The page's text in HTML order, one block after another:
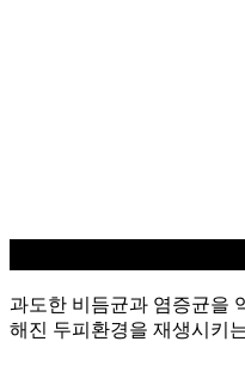
과도한 비듬균과 염증균을
해진 두피환경을 재생시키